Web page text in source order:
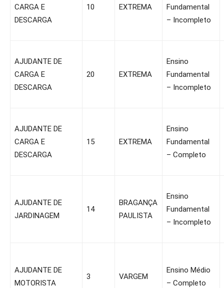
CARGA E
DESCARGA
10 EXTREMA
Fundamental
– Incompleto
AJUDANTE DE
CARGA E
DESCARGA
20 EXTREMA
Ensino
Fundamental
– Incompleto
AJUDANTE DE
CARGA E
DESCARGA
15 EXTREMA
Ensino
Fundamental
– Completo
AJUDANTE DE
JARDINAGEM
14
BRAGANÇA
PAULISTA
Ensino
Fundamental
– Incompleto
AJUDANTE DE
MOTORISTA
3 VARGEM
Ensino Médio
– Completo